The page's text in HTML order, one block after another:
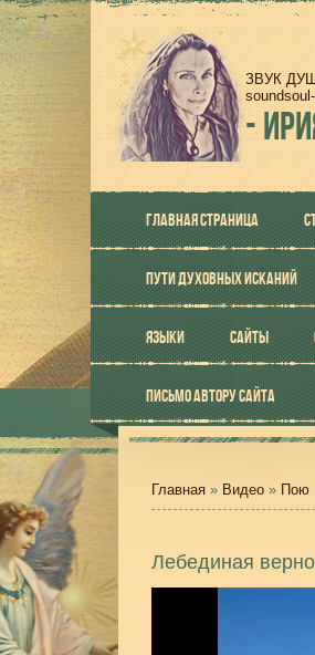
ЗВУК
-
ГЛАВНАЯ СТРАНИЦА
ПУТИ ДУХОВНЫХ ИСКАНИЙ
ЯЗЫКИ САЙТЫ
ПИСЬМО АВТОРУ САЙТА
Главная » Видео » Пою
Лебединая